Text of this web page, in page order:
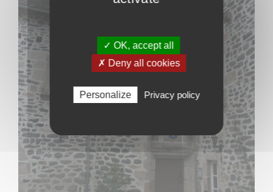
✓ OK, accept all
✗ Deny all cookies
Personalize Privacy policy